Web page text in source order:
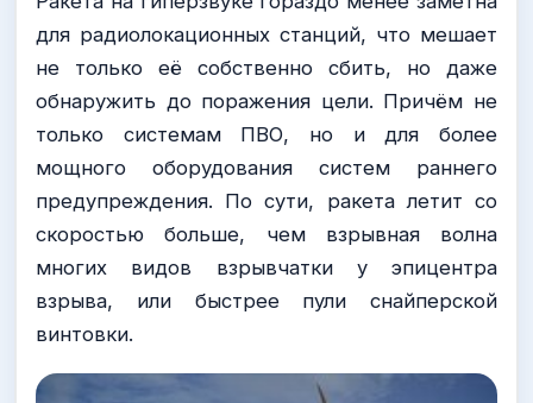
для радиолокационных станций, что мешает
не только её собственно сбить, но даже
обнаружить до поражения цели. Причём не
только системам ПВО, но и для более
мощного оборудования систем раннего
предупреждения. По сути, ракета летит со
скоростью больше, чем взрывная волна
многих видов взрывчатки у эпицентра
взрыва, или быстрее пули снайперской
винтовки.